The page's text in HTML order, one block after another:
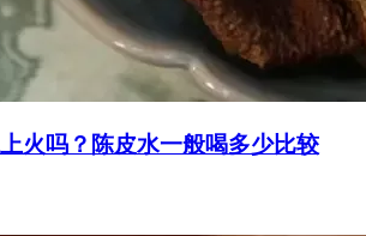
火吗？陈皮水一般喝多少比较